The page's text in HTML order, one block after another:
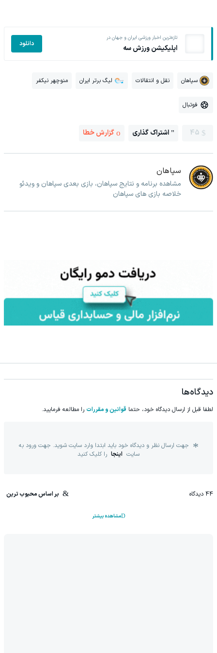
تازه‌ترین اخبار ورزشی ایران و جهان در
اپلیکیشن ورزش سه دانلود
سپاهان نقل و انتقالات لیگ برتر ایران منوچهر نیکفر
فوتبال
45 اشتراک گذاری گزارش خطا
سپاهان
مشاهده برنامه و نتایج سپاهان، بازی بعدی سپاهان و ویدئو
خلاصه بازی های سپاهان
دیدگاه‌ها
لطفا قبل از ارسال دیدگاه خود، حتما قوانین و مقررات را مطالعه فرمایید.
جهت ارسال نظر و دیدگاه خود باید ابتدا وارد سایت شوید. جهت ورود به
سایت اینجا را کلیک کنید
44 دیدگاه بر اساس محبوب ترین
مشاهده بیشتر